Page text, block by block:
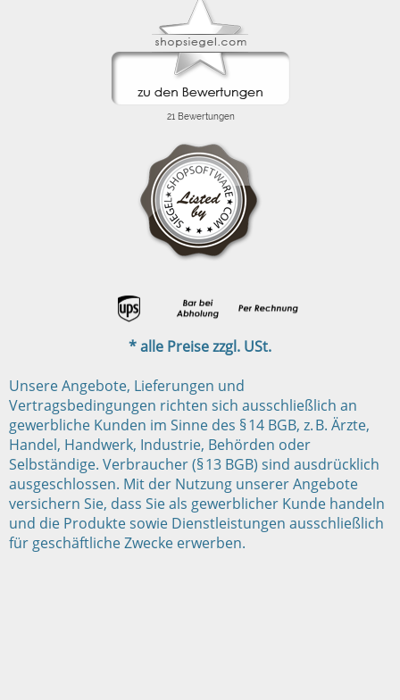
* alle Preise zzgl. USt.
Unsere Angebote, Lieferungen und
Vertragsbedingungen richten sich ausschließlich an
gewerbliche Kunden im Sinne des § 14 BGB, z. B. Ärzte,
Handel, Handwerk, Industrie, Behörden oder
Selbständige. Verbraucher (§ 13 BGB) sind ausdrücklich
ausgeschlossen. Mit der Nutzung unserer Angebote
versichern Sie, dass Sie als gewerblicher Kunde handeln
und die Produkte sowie Dienstleistungen ausschließlich
für geschäftliche Zwecke erwerben.